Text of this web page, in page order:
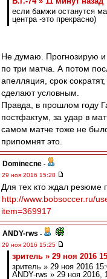
если бамжи останутся
центра -это прекрасно)
Не думаю. Прогнозирую и
по три матча. А потом
апелляция, срок
сделают условным.
Правда, в прошлом году
постфактум, за удар в
самом матче тоже не
припомнят это.
Dominecne -
29 ноя 2016 15:28
Для тех кто ждал резюме
http://www.bobsoccer.ru/
item=369917
ANDY-rws -
29 ноя 2016 15:25
зpитель » 29 ноя 2016
зpитель » 29 ноя 2016
ANDY-rws » 29 ноя 2016,